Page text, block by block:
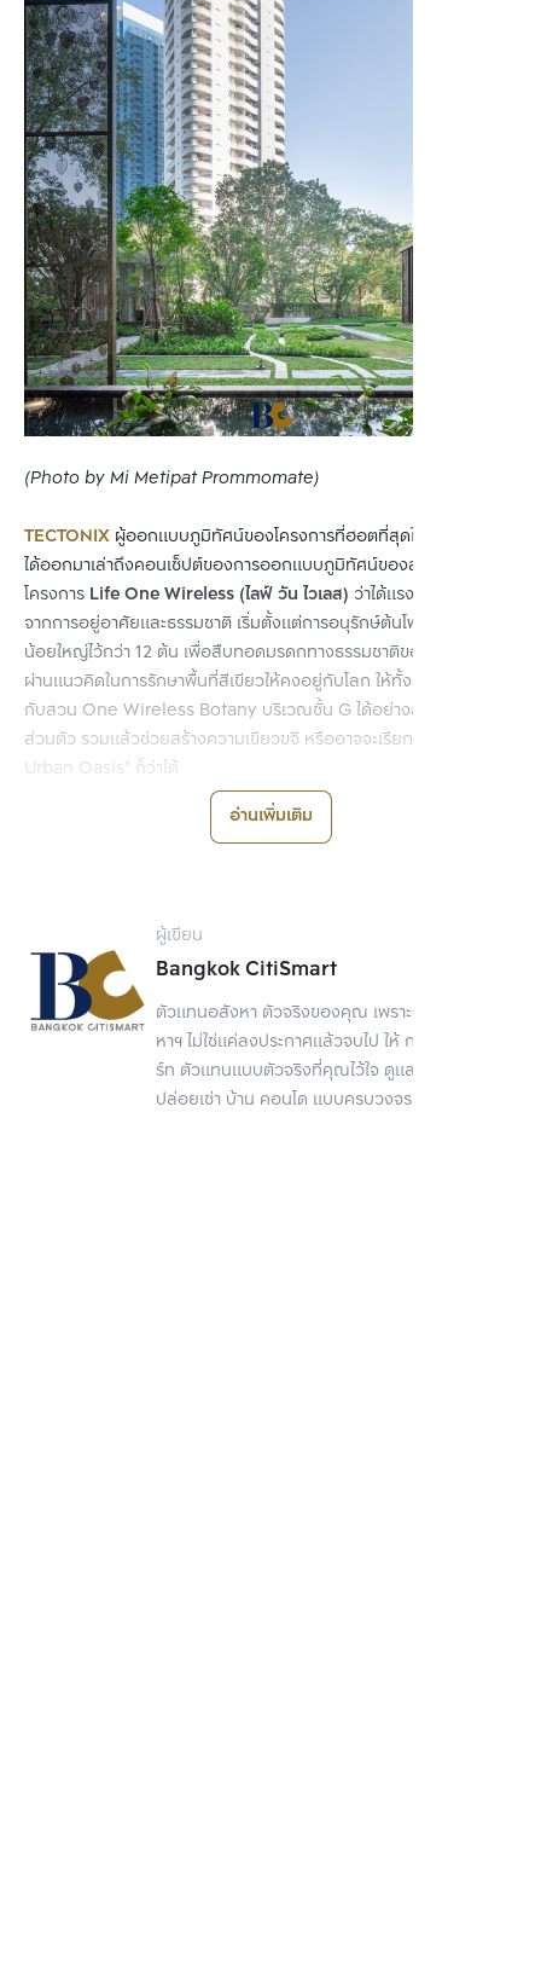
(Photo by Mi Metipat Prommomate)
TECTONIX ผู้ออกแบบภูมิทัศน์ของโครงการที่ฮอตที่สุดในย่านเพลินจิต
ได้ออกมาเล่าถึงคอนเซ็ปต์ของการออกแบบภูมิทัศน์ของส่วนกลางใน
โครงการ Life One Wireless (ไลฟ์ วัน ไวเลส) ว่าได้แรงบันดาลใจมา
จากการอยู่อาศัยและธรรมชาติ เริ่มตั้งแต่การอนุรักษ์ต้นโพธิ์และต้นไม้
น้อยใหญ่ไว้กว่า 12 ต้น เพื่อสืบทอดมรดกทางธรรมชาติของถนนวิทยุ
ผ่านแนวคิดในการรักษาพื้นที่สีเขียวให้คงอยู่กับโลก ให้ทั้งหมดได้อยู่ร่วม
กับสวน One Wireless Botany บริเวณชั้น G ได้อย่างสงบและเป็น
ส่วนตัว รวมแล้วช่วยสร้างความเขียวขจี หรืออาจจะเรียกได้ว่าเป็น "The
Urban Oasis" ก็ว่าได้
อ่านเพิ่มเติม
ผู้เขียน
Bangkok CitiSmart
ตัวแทนอสังหา ตัวจริงของคุณ เพราะการขายอสัง
หาฯ ไม่ใช่แค่ลงประกาศแล้วจบไป ให้ กรุงเทพ ซิตี้สมา
ร์ท ตัวแทนแบบตัวจริงที่คุณไว้ใจ ดูแลเรื่องขาย
ปล่อยเช่า บ้าน คอนโด แบบครบวงจร